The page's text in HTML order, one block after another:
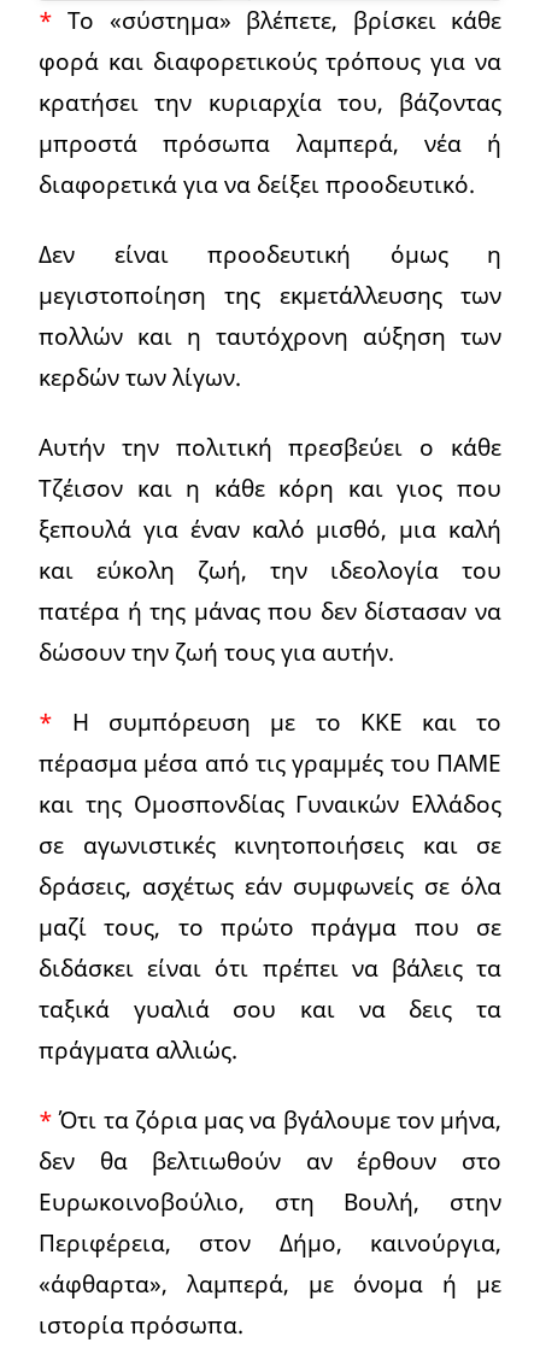
* Το «σύστημα» βλέπετε, βρίσκει κάθε
φορά και διαφορετικούς τρόπους για να
κρατήσει την κυριαρχία του, βάζοντας
μπροστά πρόσωπα λαμπερά, νέα ή
διαφορετικά για να δείξει προοδευτικό.
Δεν είναι προοδευτική όμως η
μεγιστοποίηση της εκμετάλλευσης των
πολλών και η ταυτόχρονη αύξηση των
κερδών των λίγων.
Αυτήν την πολιτική πρεσβεύει ο κάθε
Τζέισον και η κάθε κόρη και γιος που
ξεπουλά για έναν καλό μισθό, μια καλή
και εύκολη ζωή, την ιδεολογία του
πατέρα ή της μάνας που δεν δίστασαν να
δώσουν την ζωή τους για αυτήν.
* Η συμπόρευση με το ΚΚΕ και το
πέρασμα μέσα από τις γραμμές του ΠΑΜΕ
και της Ομοσπονδίας Γυναικών Ελλάδος
σε αγωνιστικές κινητοποιήσεις και σε
δράσεις, ασχέτως εάν συμφωνείς σε όλα
μαζί τους, το πρώτο πράγμα που σε
διδάσκει είναι ότι πρέπει να βάλεις τα
ταξικά γυαλιά σου και να δεις τα
πράγματα αλλιώς.
*Ότι τα ζόρια μας να βγάλουμε τον μήνα,
δεν θα βελτιωθούν αν έρθουν στο
Ευρωκοινοβούλιο, στη Βουλή, στην
Περιφέρεια, στον Δήμο, καινούργια,
«άφθαρτα», λαμπερά, με όνομα ή με
ιστορία πρόσωπα.